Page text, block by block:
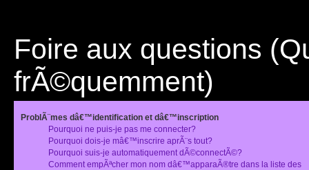
Foire aux questions
frÃ©quemment)
ProblÃ¨mes dâ€™identification et dâ€™inscription
Pourquoi ne puis-je pas me connecter?
Pourquoi dois-je mâ€™inscrire aprÃ¨s tout?
Pourquoi suis-je automatiquement dÃ©connectÃ©?
Comment empÃªcher mon nom dâ€™apparaÃ®tre dans la liste des